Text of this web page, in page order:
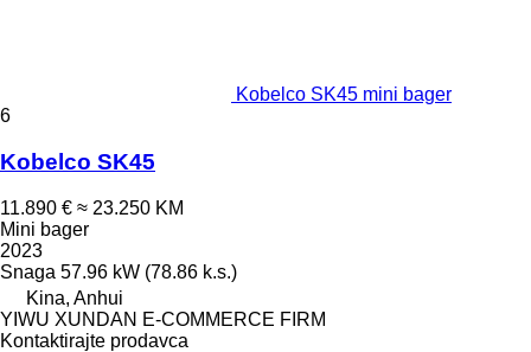
Kobelco SK45 mini bager
6
Kobelco SK45
11.890 € ≈ 23.250 KM
Mini bager
2023
Snaga 57.96 kW (78.86 k.s.)
Kina, Anhui
YIWU XUNDAN E-COMMERCE FIRM
Kontaktirajte prodavca